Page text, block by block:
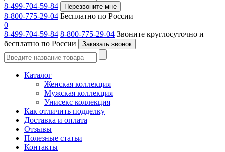
8-499-704-59-84 Перезвоните мне
8-800-775-29-04 Бесплатно по России
0
8-499-704-59-84 8-800-775-29-04 Звоните круглосуточно и
бесплатно по России
Заказать звонок
Каталог
Женская коллекция
Мужская коллекция
Унисекс коллекция
Как отличить подделку
Доставка и оплата
Отзывы
Полезные статьи
Контакты